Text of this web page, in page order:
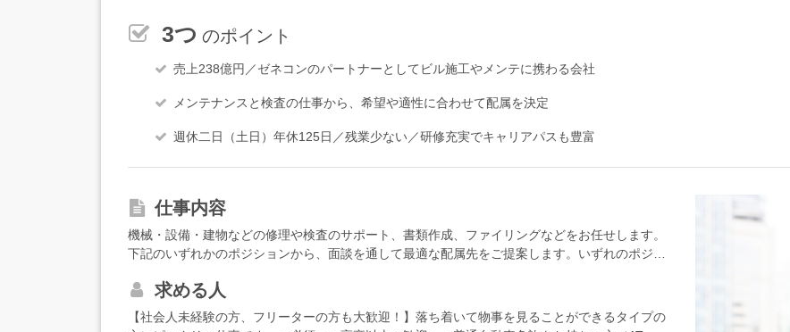
3つ のポイント
売上238億円／ゼネコンのパートナーとしてビル施工やメンテに携わる会社
メンテナンスと検査の仕事から、希望や適性に合わせて配属を決定
週休二日（土日）年休125日／残業少ない／研修充実でキャリアパスも豊富
仕事内容
機械・設備・建物などの修理や検査のサポート、書類作成、ファイリングなどをお任せします。
下記のいずれかのポジションから、面談を通して最適な配属先をご提案します。いずれのポジシ
役と、プラント施設が問題なく稼働できるかチェックする検査役のふたつがあります。＜オペレ
ーション・メンテナンス＞行政のインフラ施設や民間のプラント施設で機器の巡回・点検業務、
メンテナンスの手配、制御室での運転監視、書類作成などを通じて、機械・設備の安定稼働を実
求める人
【社会人未経験の方、フリーターの方も大歓迎！】落ち着いて物事を見ることができるタイプの